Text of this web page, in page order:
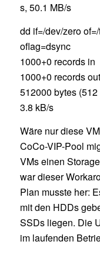
s, 50.1 MB/s
dd if=/dev/zero
oflag=dsync
1000+0 records in
1000+0 records out
512000 bytes
3.8 kB/s
Wäre nur diese
CoCo-VIP-Pool
VMs einen
war dieser
Plan musste her:
mit den HDDs
SSDs liegen. Die
im laufenden